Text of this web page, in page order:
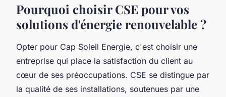
Pourquoi choisir CSE pour vos
solutions d'énergie renouvelable ?
Opter pour Cap Soleil Energie, c'est choisir une
entreprise qui place la satisfaction du client au
cœur de ses préoccupations. CSE se distingue par
la qualité de ses installations, soutenues par une